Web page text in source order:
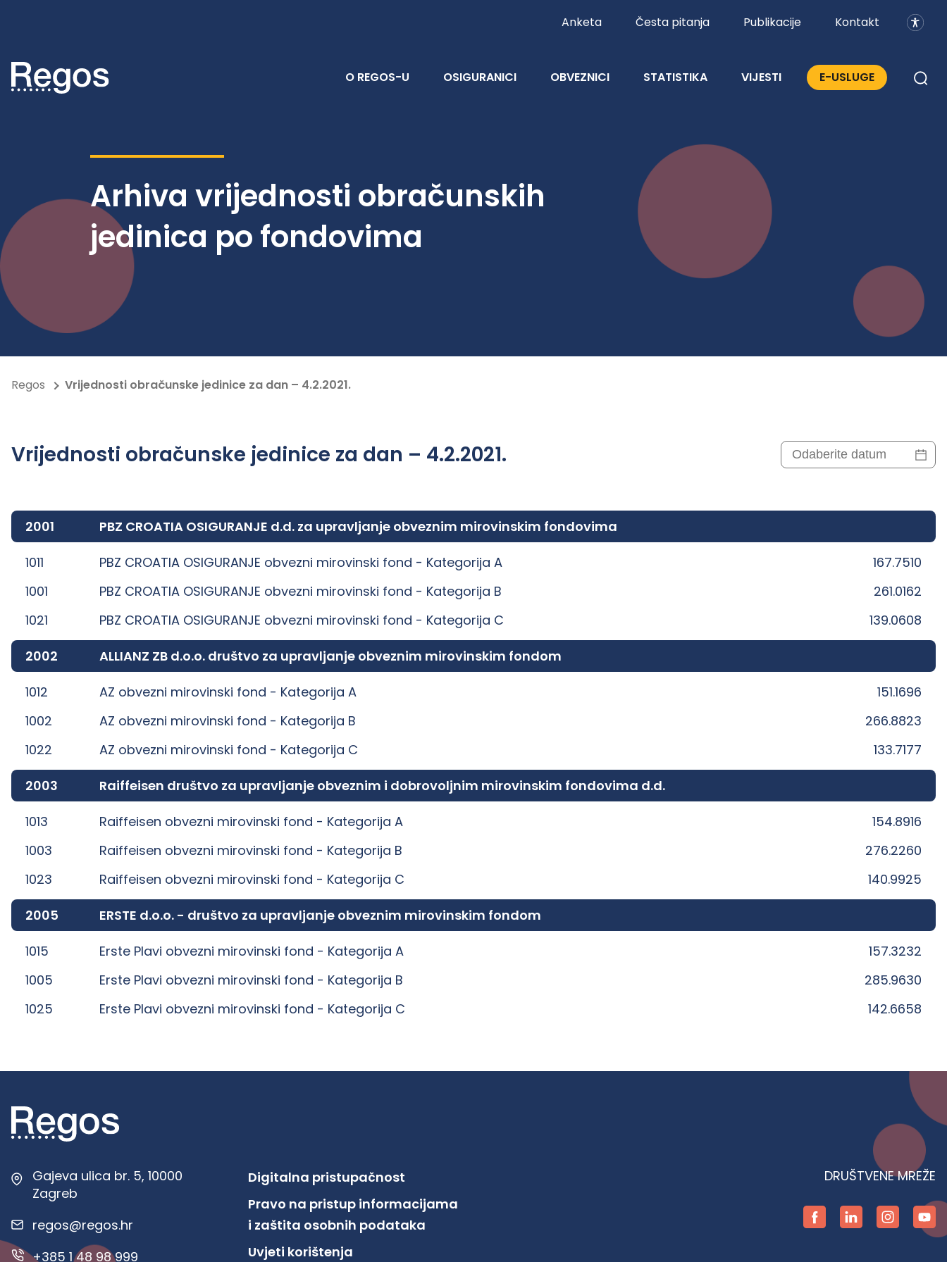
Anketa Česta pitanja Publikacije Kontakt
O REGOS-U OSIGURANICI OBVEZNICI STATISTIKA VIJESTI E-USLUGE
Arhiva vrijednosti obračunskih
jedinica po fondovima
Regos Vrijednosti obračunske jedinice za dan – 4.2.2021.
Vrijednosti obračunske jedinice za dan – 4.2.2021.
2001 PBZ CROATIA OSIGURANJE d.d. za upravljanje obveznim mirovinskim fondovima
1011 PBZ CROATIA OSIGURANJE obvezni mirovinski fond - Kategorija A
167.7510
1001
PBZ CROATIA OSIGURANJE obvezni mirovinski fond - Kategorija B
261.0162
1021
PBZ CROATIA OSIGURANJE obvezni mirovinski fond - Kategorija C 139.0608
2002 ALLIANZ ZB d.o.o. društvo za upravljanje obveznim mirovinskim fondom
1012 AZ obvezni mirovinski fond - Kategorija A
151.1696
1002
AZ obvezni mirovinski fond - Kategorija B
266.8823
1022
AZ obvezni mirovinski fond - Kategorija C 133.7177
2003 Raiffeisen društvo za upravljanje obveznim i dobrovoljnim mirovinskim fondovima d.d.
1013 Raiffeisen obvezni mirovinski fond - Kategorija A
154.8916
1003
Raiffeisen obvezni mirovinski fond - Kategorija B
276.2260
1023
Raiffeisen obvezni mirovinski fond - Kategorija C 140.9925
2005 ERSTE d.o.o. - društvo za upravljanje obveznim mirovinskim fondom
1015 Erste Plavi obvezni mirovinski fond - Kategorija A
157.3232
1005
Erste Plavi obvezni mirovinski fond - Kategorija B
285.9630
1025
Erste Plavi obvezni mirovinski fond - Kategorija C 142.6658
Gajeva ulica br. 5, 10000
Zagreb
regos@regos.hr
+385 1 48 98 999
Digitalna pristupačnost
Pravo na pristup informacijama
i zaštita osobnih podataka
Uvjeti korištenja
DRUŠTVENE MREŽE